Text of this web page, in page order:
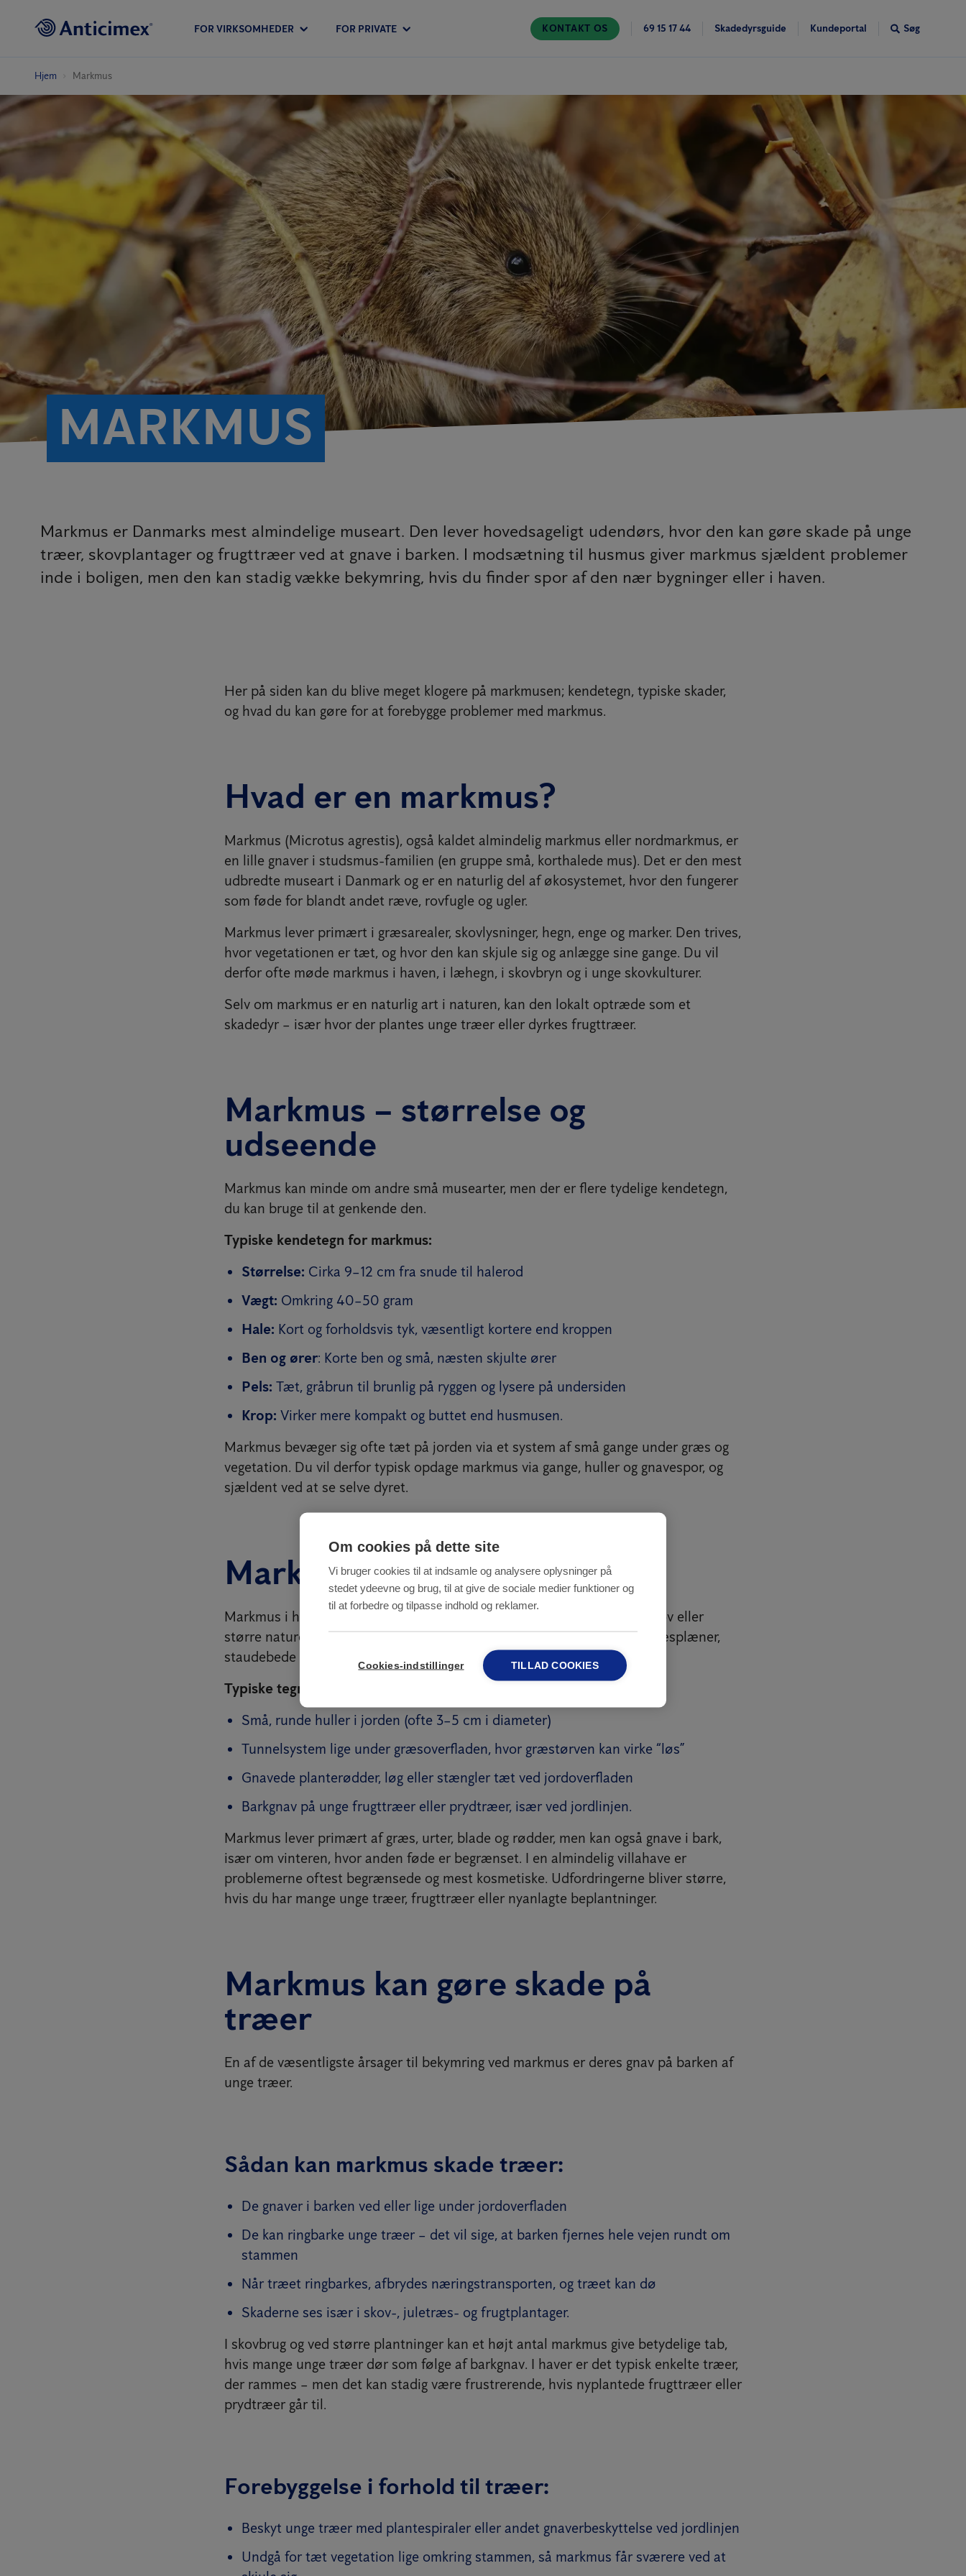
FOR VIRKSOMHEDER FOR PRIVATE KONTAKT OS 69 15 17 44 Skadedyrsguide Kundeportal Søg
Hjem Markmus
MARKMUS
Markmus er Danmarks mest almindelige museart. Den lever hovedsageligt udendørs, hvor den kan gøre skade på unge
træer, skovplantager og frugttræer ved at gnave i barken. I modsætning til husmus giver markmus sjældent problemer
inde i boligen, men den kan stadig vække bekymring, hvis du finder spor af den nær bygninger eller i haven.
Her på siden kan du blive meget klogere på markmusen; kendetegn, typiske skader,
og hvad du kan gøre for at forebygge problemer med markmus.
Hvad er en markmus?
Markmus (Microtus agrestis), også kaldet almindelig markmus eller nordmarkmus, er
en lille gnaver i studsmus-familien (en gruppe små, korthalede mus). Det er den mest
udbredte museart i Danmark og er en naturlig del af økosystemet, hvor den fungerer
som føde for blandt andet ræve, rovfugle og ugler.
Markmus lever primært i græsarealer, skovlysninger, hegn, enge og marker. Den trives,
hvor vegetationen er tæt, og hvor den kan skjule sig og anlægge sine gange. Du vil
derfor ofte møde markmus i haven, i læhegn, i skovbryn og i unge skovkulturer.
Selv om markmus er en naturlig art i naturen, kan den lokalt optræde som et
skadedyr – især hvor der plantes unge træer eller dyrkes frugttræer.
Markmus – størrelse og
udseende
Markmus kan minde om andre små musearter, men der er flere tydelige kendetegn,
du kan bruge til at genkende den.
Typiske kendetegn for markmus:
Størrelse: Cirka 9–12 cm fra snude til halerod
Vægt: Omkring 40–50 gram
Hale: Kort og forholdsvis tyk, væsentligt kortere end kroppen
Ben og ører: Korte ben og små, næsten skjulte ører
Pels: Tæt, gråbrun til brunlig på ryggen og lysere på undersiden
Krop: Virker mere kompakt og buttet end husmusen.
Markmus bevæger sig ofte tæt på jorden via et system af små gange under græs og
vegetation. Du vil derfor typisk opdage markmus via gange, huller og gnavespor, og
sjældent ved at se selve dyret.
Markmus i haven
Markmus i haven er relativt almindeligt, især hvis du bor nær marker, skov eller
større naturområder. Musene bliver tiltrukket af tætte beplantninger, græsplæner,
staudebede og områder med dække, hvor de kan skjule sig for rovdyr.
Typiske tegn på markmus i haven:
Små, runde huller i jorden (ofte 3–5 cm i diameter)
Tunnelsystem lige under græsoverfladen, hvor græstørven kan virke “løs”
Gnavede planterødder, løg eller stængler tæt ved jordoverfladen
Barkgnav på unge frugttræer eller prydtræer, især ved jordlinjen.
Markmus lever primært af græs, urter, blade og rødder, men kan også gnave i bark,
især om vinteren, hvor anden føde er begrænset. I en almindelig villahave er
problemerne oftest begrænsede og mest kosmetiske. Udfordringerne bliver større,
hvis du har mange unge træer, frugttræer eller nyanlagte beplantninger.
Markmus kan gøre skade på
træer
En af de væsentligste årsager til bekymring ved markmus er deres gnav på barken af
unge træer.
Sådan kan markmus skade træer:
De gnaver i barken ved eller lige under jordoverfladen
De kan ringbarke unge træer – det vil sige, at barken fjernes hele vejen rundt om
stammen
Når træet ringbarkes, afbrydes næringstransporten, og træet kan dø
Skaderne ses især i skov-, juletræs- og frugtplantager.
I skovbrug og ved større plantninger kan et højt antal markmus give betydelige tab,
hvis mange unge træer dør som følge af barkgnav. I haver er det typisk enkelte træer,
der rammes – men det kan stadig være frustrerende, hvis nyplantede frugttræer eller
prydtræer går til.
Forebyggelse i forhold til træer:
Beskyt unge træer med plantespiraler eller andet gnaverbeskyttelse ved jordlinjen
Undgå for tæt vegetation lige omkring stammen, så markmus får sværere ved at
Om cookies på dette site
Vi bruger cookies til at indsamle og analysere oplysninger på
stedet ydeevne og brug, til at give de sociale medier funktioner og
til at forbedre og tilpasse indhold og reklamer.
Cookies-indstillinger TILLAD COOKIES